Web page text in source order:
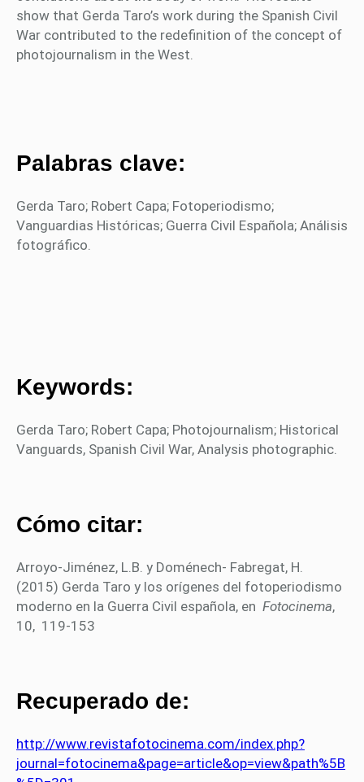
show that Gerda Taro’s work during the Spanish Civil
War contributed to the redefinition of the concept of
photojournalism in the West.
Palabras clave:
Gerda Taro; Robert Capa; Fotoperiodismo;
Vanguardias Históricas; Guerra Civil Española; Análisis
fotográfico.
Keywords:
Gerda Taro; Robert Capa; Photojournalism; Historical
Vanguards, Spanish Civil War, Analysis photographic.
Cómo citar:
Arroyo-Jiménez, L.B. y Doménech- Fabregat, H.
(2015) Gerda Taro y los orígenes del fotoperiodismo
moderno en la Guerra Civil española, en Fotocinema,
10, 119-153
Recuperado de:
http://www.revistafotocinema.com/index.php?
journal=fotocinema&page=article&op=view&path%5B